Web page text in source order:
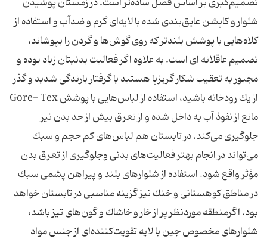
شلوار و كاپشن عایق‌بندی شده با لایه‌ای گرم و ضد‌آب و استفاده از
كلاه‌هایی با پوشش بلندتر كه روی گوش‌ها و گردن را بپوشاند،
تصمیم‌ عاقلانه ای است. به علاوه اگر فعالیت بدنیتان زیاد بوده و
مجبور به تعقیب شكار گریزپا هستید یا گرفتار بارندگی شدید و گذر
از یك رودخانه باشید، استفاده از لباس‌هایی با پوشش Gore- Tex
مانع از نفوذ آب به داخل شده و از تعرق بیش از حد بدن نیز
جلوگیری می‌كند. در تابستان هم لباس‌های كم حجم و سبك
می‌تواند در انجام بهتر فعالیت‌های بدنی وجلوگیری از تعرق بدن
مؤثر واقع شود. استفاده از شلوارهای بلند و پیراهن پشمی سبك
در مناطق كوهستانی و خنك نیز گزینه مناسبی در تابستان خواهد
بود. اگرمنطقه موردنظر پر از خار و خاشاك و گون‌های تیز باشد،
شلوارهای مخصوص جین با لایه تقویت‌كننده‌ای از جنس مواد